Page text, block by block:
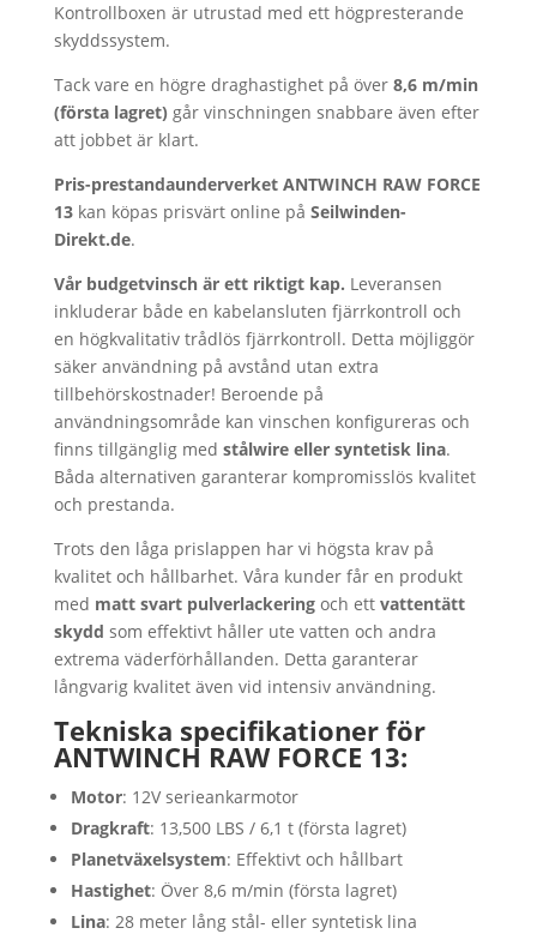
Kontrollboxen är utrustad med ett högpresterande
skyddssystem.
Tack vare en högre draghastighet på över 8,6 m/min
(första lagret) går vinschningen snabbare även efter
att jobbet är klart.
Pris-prestandaunderverket ANTWINCH RAW FORCE
13kan köpas prisvärt online på Seilwinden-
Direkt.de.
Vår budgetvinsch är ett riktigt kap. Leveransen
inkluderar både en kabelansluten fjärrkontroll och
en högkvalitativ trådlös fjärrkontroll. Detta möjliggör
säker användning på avstånd utan extra
tillbehörskostnader! Beroende på
användningsområde kan vinschen konfigureras och
finns tillgänglig med stålwire eller syntetisk lina.
Båda alternativen garanterar kompromisslös kvalitet
och prestanda.
Trots den låga prislappen har vi högsta krav på
kvalitet och hållbarhet. Våra kunder får en produkt
med matt svart pulverlackeringoch ett vattentätt
skydd som effektivt håller ute vatten och andra
extrema väderförhållanden. Detta garanterar
långvarig kvalitet även vid intensiv användning.
Tekniska specifikationer för
ANTWINCH RAW FORCE 13:
Motor: 12V serieankarmotor
Dragkraft: 13,500 LBS / 6,1 t (första lagret)
Planetväxelsystem: Effektivt och hållbart
Hastighet: Över 8,6 m/min (första lagret)
Lina: 28 meter lång stål- eller syntetisk lina